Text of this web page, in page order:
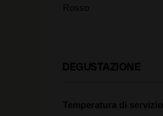
Rosso
DEGUSTAZIONE
Temperatura di servizio